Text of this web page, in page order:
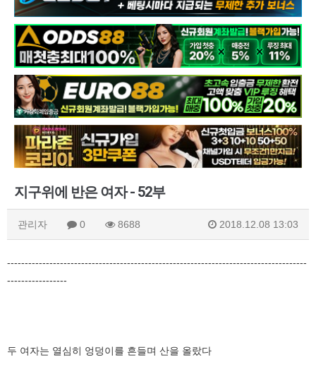
지구위에 반은 여자 - 52부
관리자 0 8688 2018.12.08 13:03
-------------------------------------------------------------------------------------
-----------------
두 여자는 열심히 엉덩이를 흔들며 산을 올랐다